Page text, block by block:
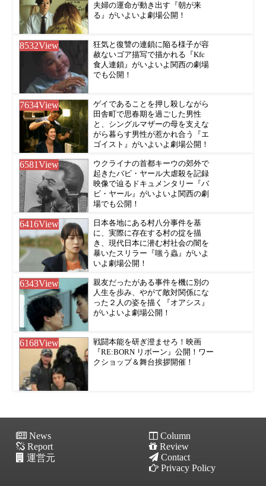
夫婦の運命が動き出す『朝が来
る』がいよいよ劇場公開！
8532View
狂気と復讐の連鎖に陥る様子が容
赦ないゴア描写で描かれる『Kfc
食人連鎖』がいよいよ関西の劇場
でも公開！
7634View
ゲイであることを押し殺しながら
田舎町で思春期を過ごした男性
と、シングルマザーの母を支えな
がら暮らす男性が惹かれ合う『エ
ゴイスト』がいよいよ劇場公開！
6581View
ウクライナの首都キーウの郊外で
起きたバビ・ヤール大虐殺を記録
映像で辿るドキュメンタリー『バ
ビ・ヤール』がいよいよ関西の劇
場でも公開！
6416View
日本各地にある村八分事件を基
に、実際に存在する村の掟を描
き、現代日本に潜む村社会の闇を
暴いたスリラー『嗤う蟲』がいよ
いよ劇場公開！
6343View
親友だったがある事件を機に別の
人生を歩み、やがて敵対関係にな
った２人の姿を描く『オアシス』
がいよいよ劇場公開！
6168View
戦闘本能を研ぎ澄ませろ！映画
『RE:BORN リボーン』公開！ワー
クショップ＆舞台挨拶開催！
News
Column
Report
Review
運営元
Contact
Privacy Policy